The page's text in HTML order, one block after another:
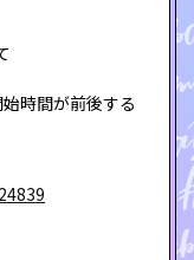
時間が前後する